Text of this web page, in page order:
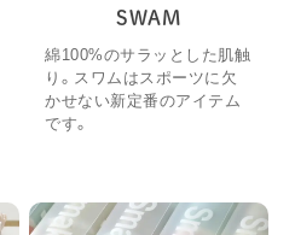
SWAM
綿100%のサラッとした肌触
り。スワムはスポーツに欠
かせない新定番のアイテム
です。